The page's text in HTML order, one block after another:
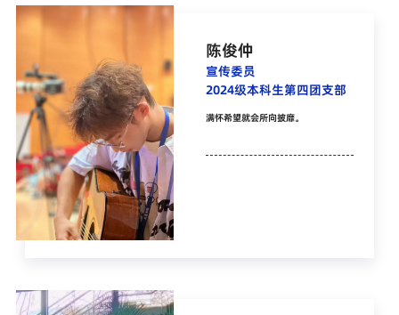
陈俊仲
宣传委员
2024级本科生第四团支部
满怀希望就会所向披靡。